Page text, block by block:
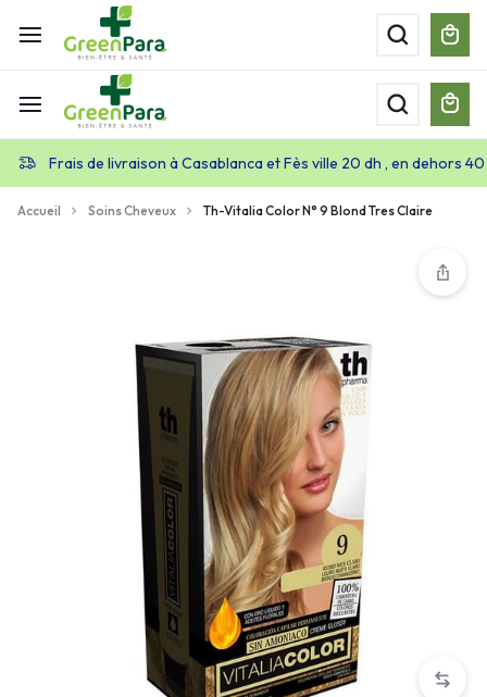
Frais de livraison à Casablanca et Fès ville 20 dh , en dehors
Accueil Soins Cheveux Th-Vitalia Color N° 9 Blond Tres Claire